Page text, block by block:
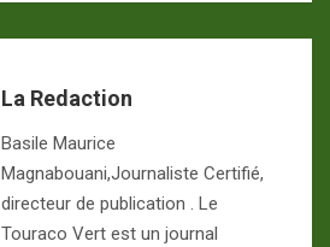
La Redaction
Basile Maurice
Magnabouani,Journaliste Certifié,
directeur de publication . Le
Touraco Vert est un journal